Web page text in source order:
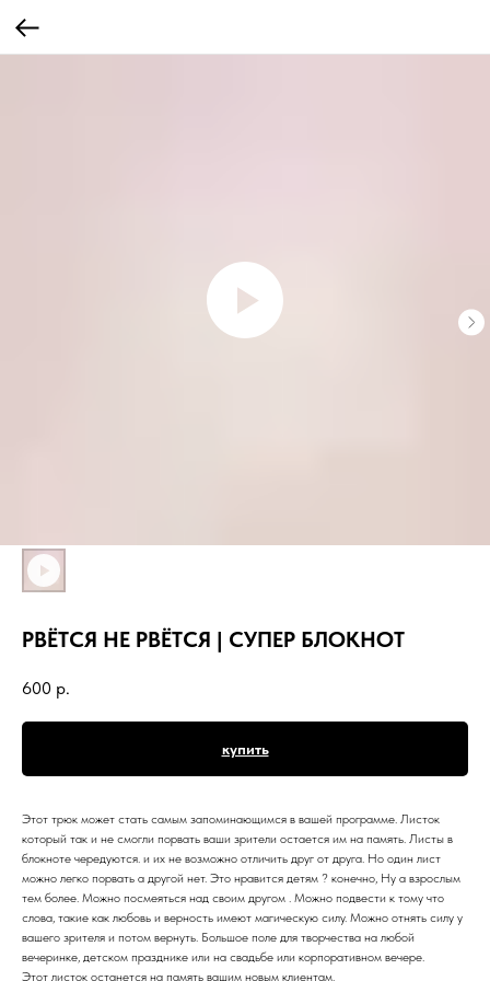
РВЁТСЯ НЕ РВЁТСЯ | СУПЕР БЛОКНОТ
600 р.
купить
Этот трюк может стать самым запоминающимся в вашей программе. Листок
который так и не смогли порвать ваши зрители остается им на память. Листы в
блокноте чередуются. и их не возможно отличить друг от друга. Но один лист
можно легко порвать а другой нет. Это нравится детям ? конечно, Ну а взрослым
тем более. Можно посмеяться над своим другом . Можно подвести к тому что
слова, такие как любовь и верность имеют магическую силу. Можно отнять силу у
вашего зрителя и потом вернуть. Большое поле для творчества на любой
вечеринке, детском празднике или на свадьбе или корпоративном вечере.
Этот листок останется на память вашим новым клиентам.